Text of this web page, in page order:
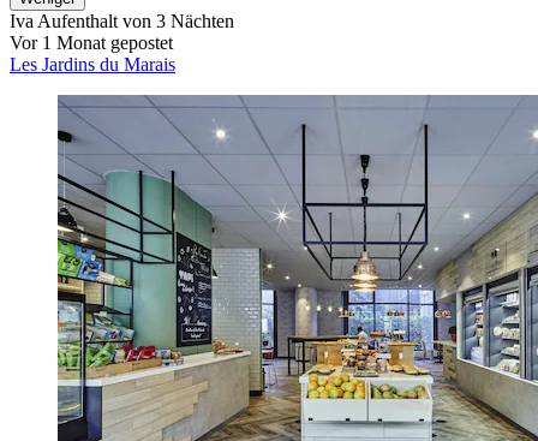
Iva Aufenthalt von 3 Nächten
Vor 1 Monat gepostet
Les Jardins du Marais